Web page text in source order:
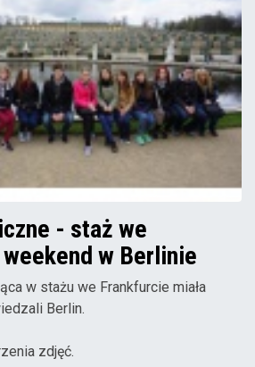
- staż we
w Berlinie
w stażu we Frankfurcie miała
Berlin.
zdjęć.